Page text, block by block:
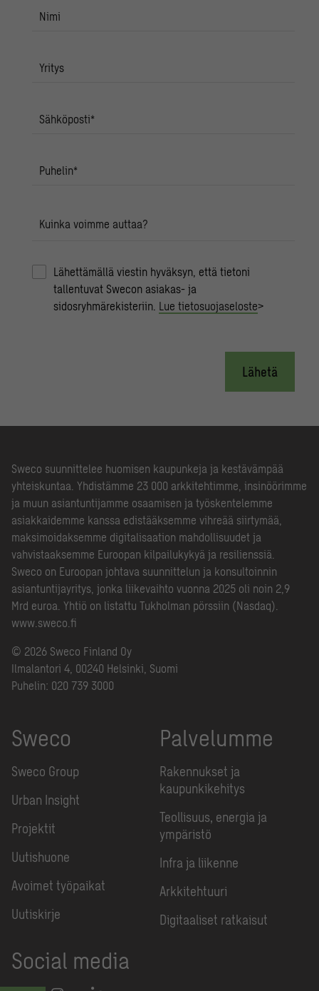
Nimi
Yritys
Sähköposti*
Puhelin*
Kuinka voimme auttaa?
Lähettämällä viestin hyväksyn, että tietoni
tallentuvat Swecon asiakas- ja
sidosryhmärekisteriin. Lue tietosuojaseloste>
Lähetä
Sweco suunnittelee huomisen kaupunkeja ja kestävämpää
yhteiskuntaa. Yhdistämme 23 000 arkkitehtimme, insinöörimme
ja muun asiantuntijamme osaamisen ja työskentelemme
asiakkaidemme kanssa edistääksemme vihreää siirtymää,
maksimoidaksemme digitalisaation mahdollisuudet ja
vahvistaaksemme Euroopan kilpailukykyä ja resilienssiä.
Sweco on Euroopan johtava suunnittelun ja konsultoinnin
asiantuntijayritys, jonka liikevaihto vuonna 2025 oli noin 2,9
Mrd euroa. Yhtiö on listattu Tukholman pörssiin (Nasdaq).
www.sweco.fi
© 2026 Sweco Finland Oy
Ilmalantori 4, 00240 Helsinki, Suomi
Puhelin: 020 739 3000
Sweco
Sweco Group
Urban Insight
Projektit
Uutishuone
Avoimet työpaikat
Uutiskirje
Palvelumme
Rakennukset ja
kaupunkikehitys
Teollisuus, energia ja
ympäristö
Infra ja liikenne
Arkkitehtuuri
Digitaaliset ratkaisut
Social media